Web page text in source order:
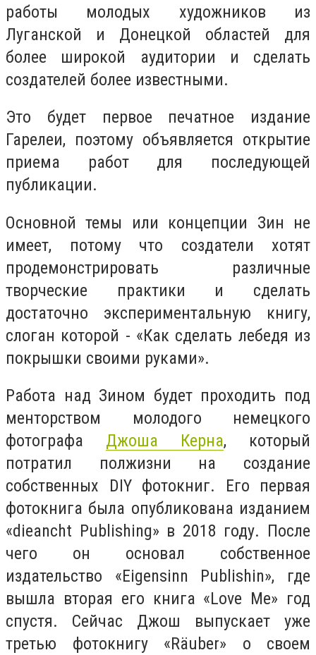
работы молодых художников из
Луганской и Донецкой областей для
более широкой аудитории и сделать
создателей более известными.
Это будет первое печатное издание
Гарелеи, поэтому объявляется открытие
приема работ для последующей
публикации.
Основной темы или концепции Зин не
имеет, потому что создатели хотят
продемонстрировать различные
творческие практики и сделать
достаточно экспериментальную книгу,
слоган которой - «Как сделать лебедя из
покрышки своими руками».
Работа над Зином будет проходить под
менторством молодого немецкого
фотографа Джоша Керна, который
потратил полжизни на создание
собственных DIY фотокниг. Его первая
фотокнига была опубликована изданием
«dieancht Publishing» в 2018 году. После
чего он основал собственное
издательство «Eigensinn Publishin», где
вышла вторая его книга «Love Me» год
спустя. Сейчас Джош выпускает уже
третью фотокнигу «Räuber» о своем